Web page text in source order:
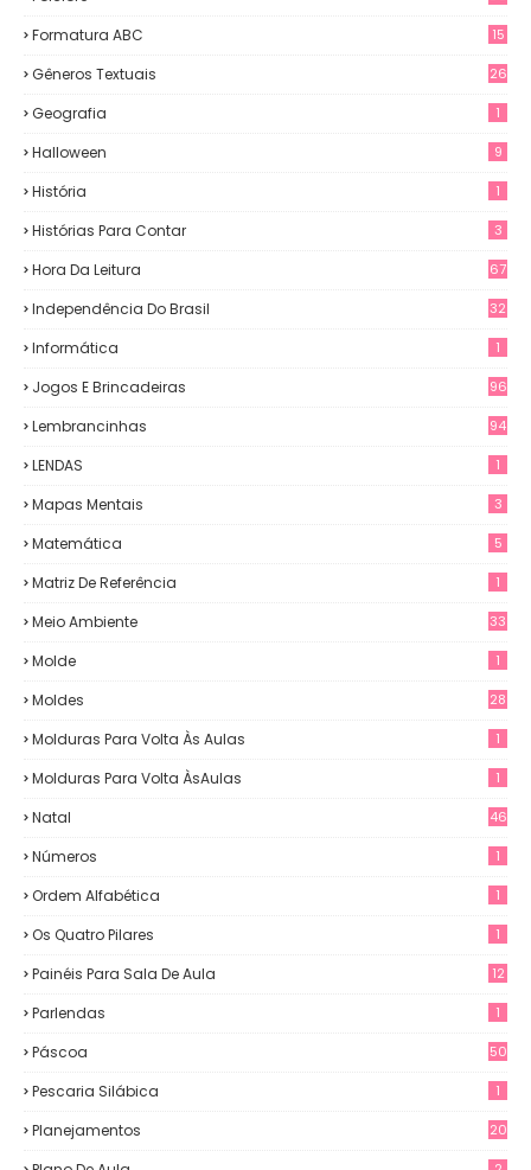
Formatura ABC 15
Gêneros Textuais 26
Geografia 1
Halloween 9
História 1
Histórias Para Contar 3
Hora Da Leitura 67
Independência Do Brasil 32
Informática 1
Jogos E Brincadeiras 96
Lembrancinhas 94
LENDAS 1
Mapas Mentais 3
Matemática 5
Matriz De Referência 1
Meio Ambiente 33
Molde 1
Moldes 28
Molduras Para Volta Às Aulas 1
Molduras Para Volta ÀsAulas 1
Natal 46
Números 1
Ordem Alfabética 1
Os Quatro Pilares 1
Painéis Para Sala De Aula
12
Parlendas 1
Páscoa 50
Pescaria Silábica 1
Planejamentos 20